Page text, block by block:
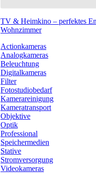
TV & Heimkino – perfektes
Wohnzimmer
Actionkameras
Analogkameras
Beleuchtung
Digitalkameras
Filter
Fotostudiobedarf
Kamerareinigung
Kameratransport
Objektive
Optik
Professional
Speichermedien
Stative
Stromversorgung
Videokameras